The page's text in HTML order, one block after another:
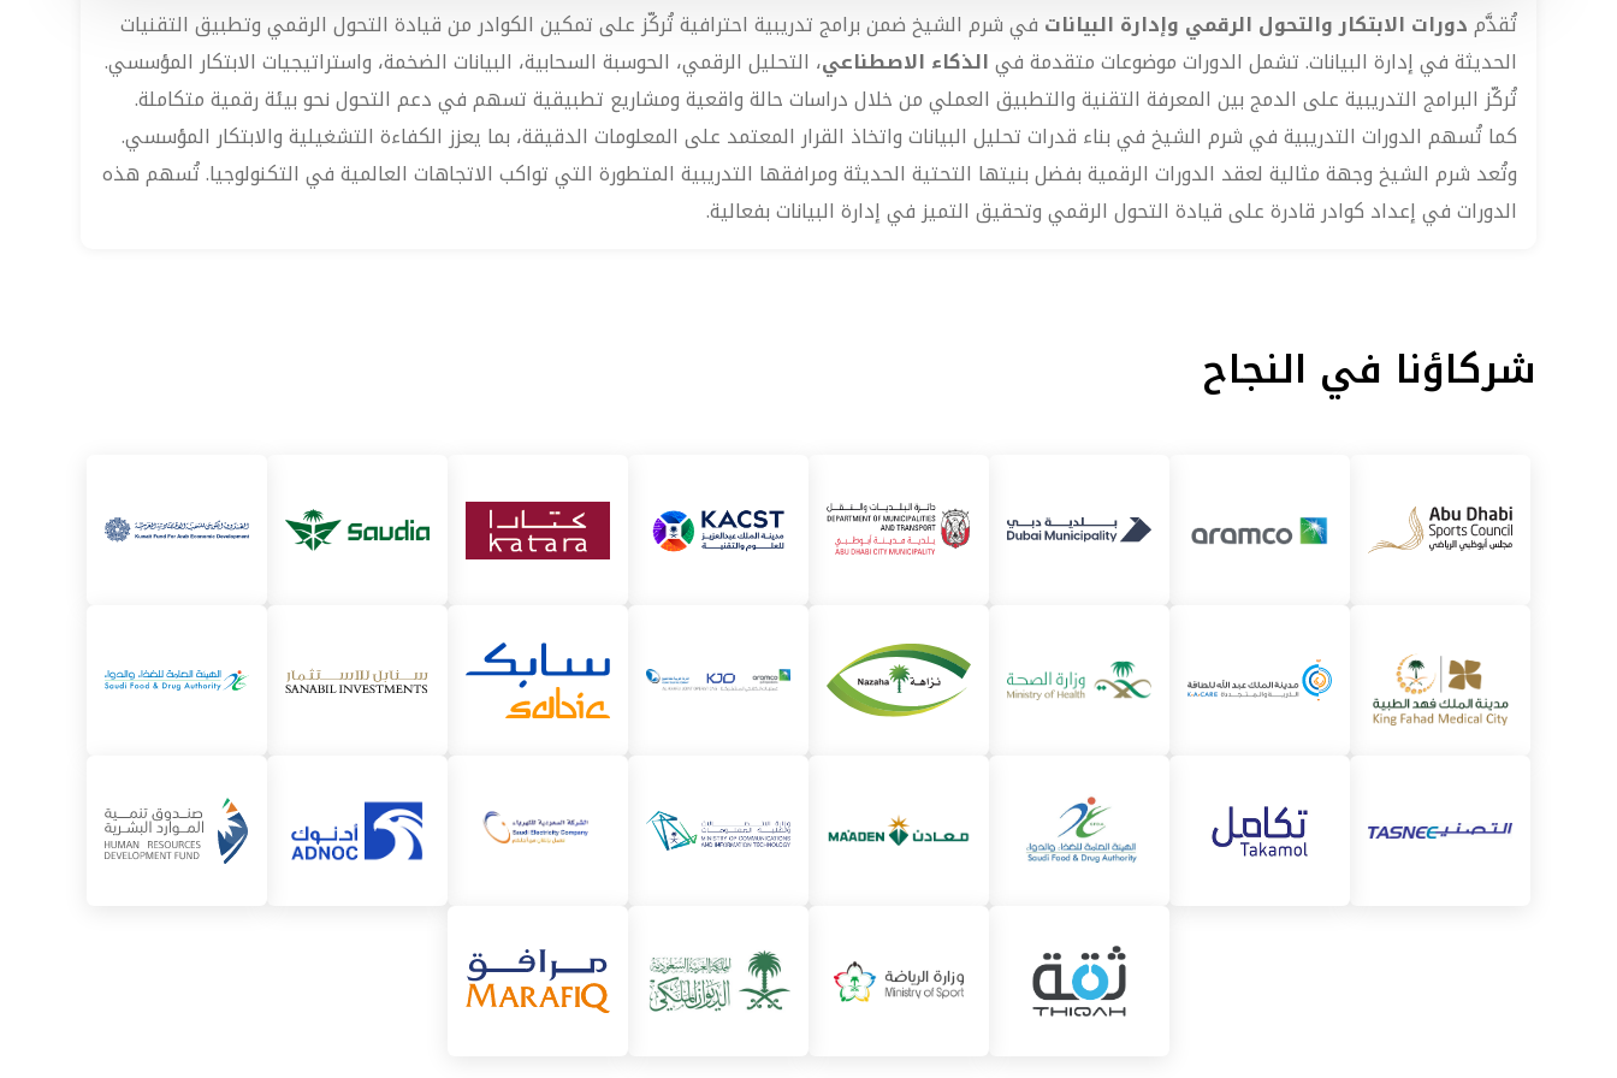
تُقدَّمدورات الابتكار والتحول الرقمي وإدارة البيانات في شرم الشيخ ضمن برامج تدريبية احترافية تُركّز على تمكين الكوادر من قيادة التحول الرقمي وتطبيق التقنيات
الحديثة في إدارة البيانات. تشمل الدورات موضوعات متقدمة فيالذكاء الاصطناعي، التحليل الرقمي، الحوسبة السحابية، البيانات الضخمة، واستراتيجيات الابتكار المؤسسي.
تُركّز البرامج التدريبية على الدمج بين المعرفة التقنية والتطبيق العملي من خلال دراسات حالة واقعية ومشاريع تطبيقية تسهم في دعم التحول نحو بيئة رقمية متكاملة.
كما تُسهم الدورات التدريبية في شرم الشيخ في بناء قدرات تحليل البيانات واتخاذ القرار المعتمد على المعلومات الدقيقة، بما يعزز الكفاءة التشغيلية والابتكار المؤسسي.
وتُعد شرم الشيخ وجهة مثالية لعقد الدورات الرقمية بفضل بنيتها التحتية الحديثة ومرافقها التدريبية المتطورة التي تواكب الاتجاهات العالمية في التكنولوجيا. تُسهم هذه
الدورات في إعداد كوادر قادرة على قيادة التحول الرقمي وتحقيق التميز في إدارة البيانات بفعالية.
شركاؤنا في النجاح